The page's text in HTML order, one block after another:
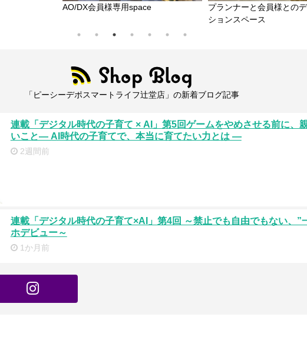
AO/DX会員様専用space
プランナーと会員様との
ションスペース
「ピーシーデポスマートライフ辻堂店」の新着ブログ記事
連載「デジタル時代の子育て × AI」第5回ゲームをやめさせる前に、
いこと― AI時代の子育てで、本当に育てたい力とは ―
2週間前
連載「デジタル時代の子育て×AI」第4回 ～禁止でも自由でもない、”
ホデビュー～
1か月前